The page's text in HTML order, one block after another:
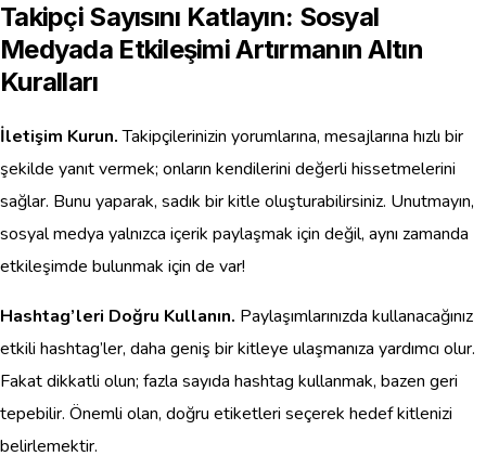
Takipçi Sayısını Katlayın: Sosyal
Medyada Etkileşimi Artırmanın Altın
Kuralları
İletişim Kurun.Takipçilerinizin yorumlarına, mesajlarına hızlı bir
şekilde yanıt vermek; onların kendilerini değerli hissetmelerini
sağlar. Bunu yaparak, sadık bir kitle oluşturabilirsiniz. Unutmayın,
sosyal medya yalnızca içerik paylaşmak için değil, aynı zamanda
etkileşimde bulunmak için de var!
Hashtag’leri Doğru Kullanın. Paylaşımlarınızda kullanacağınız
etkili hashtag’ler, daha geniş bir kitleye ulaşmanıza yardımcı olur.
Fakat dikkatli olun; fazla sayıda hashtag kullanmak, bazen geri
tepebilir. Önemli olan, doğru etiketleri seçerek hedef kitlenizi
belirlemektir.